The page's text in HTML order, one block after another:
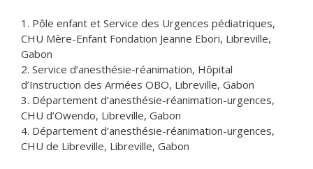
1. Pôle enfant et Service des Urgences pédiatriques,
CHU Mère-Enfant Fondation Jeanne Ebori, Libreville,
Gabon
2. Service d’anesthésie-réanimation, Hôpital
d’Instruction des Armées OBO, Libreville, Gabon
3. Département d’anesthésie-réanimation-urgences,
CHU d’Owendo, Libreville, Gabon
4. Département d’anesthésie-réanimation-urgences,
CHU de Libreville, Libreville, Gabon